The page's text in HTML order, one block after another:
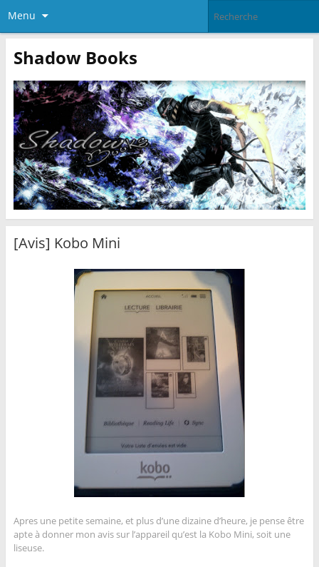
Menu
Shadow Books
[Avis] Kobo Mini
Apres une petite semaine, et plus d’une dizaine d’heure, je pense être
apte à donner mon avis sur l’appareil qu’est la Kobo Mini, soit une
liseuse.